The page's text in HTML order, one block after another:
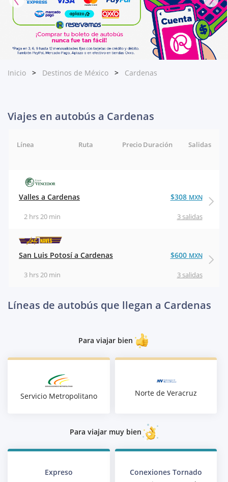
Inicio Destinos de México Cardenas
Viajes en autobús a Cardenas
Línea Ruta Salidas
Duración
Precio
Valles a Cardenas
3 salidas
2 hrs 20 min
$308 MXN
San Luis Potosí a Cardenas
3 salidas
3 hrs 20 min
$600 MXN
Líneas de autobús que llegan a Cardenas
Para viajar bien
Servicio Metropolitano Norte de Veracruz
Para viajar muy bien
Expreso
Conexiones Tornado